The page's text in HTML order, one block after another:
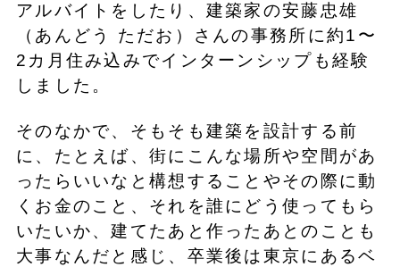
アルバイトをしたり、建築家の安藤忠雄
（あんどう ただお）さんの事務所に約1〜
2カ月住み込みでインターンシップも経験
しました。
そのなかで、そもそも建築を設計する前
に、たとえば、街にこんな場所や空間があ
ったらいいなと構想することやその際に動
くお金のこと、それを誰にどう使ってもら
いたいか、建てたあと作ったあとのことも
大事なんだと感じ、卒業後は東京にあるベ